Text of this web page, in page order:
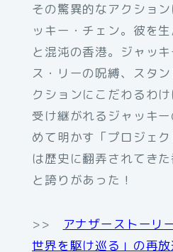
その驚異的なアクショ
ッキー・チェン。彼を
と混沌の香港。ジャッ
ス・リーの呪縛、スタ
クションにこだわるわ
受け継がれるジャッキ
めて明かす「プロジェ
は歴史に翻弄されてき
と誇りがあった！
>>
アナザーストーリ
世界を駆け巡る」の再